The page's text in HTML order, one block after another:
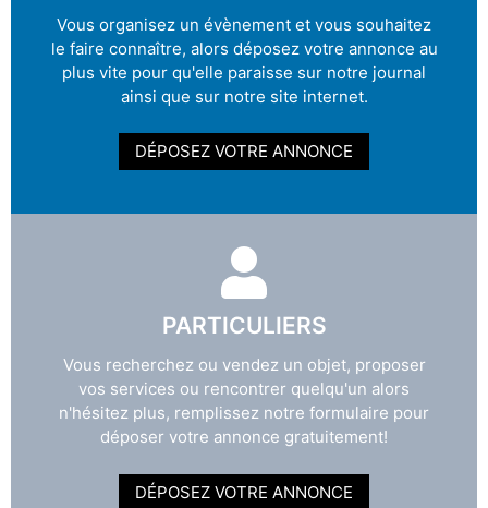
Vous organisez un évènement et vous souhaitez
le faire connaître, alors déposez votre annonce au
plus vite pour qu'elle paraisse sur notre journal
ainsi que sur notre site internet.
DÉPOSEZ VOTRE ANNONCE
PARTICULIERS
Vous recherchez ou vendez un objet, proposer
vos services ou rencontrer quelqu'un alors
n'hésitez plus, remplissez notre formulaire pour
déposer votre annonce gratuitement!
DÉPOSEZ VOTRE ANNONCE